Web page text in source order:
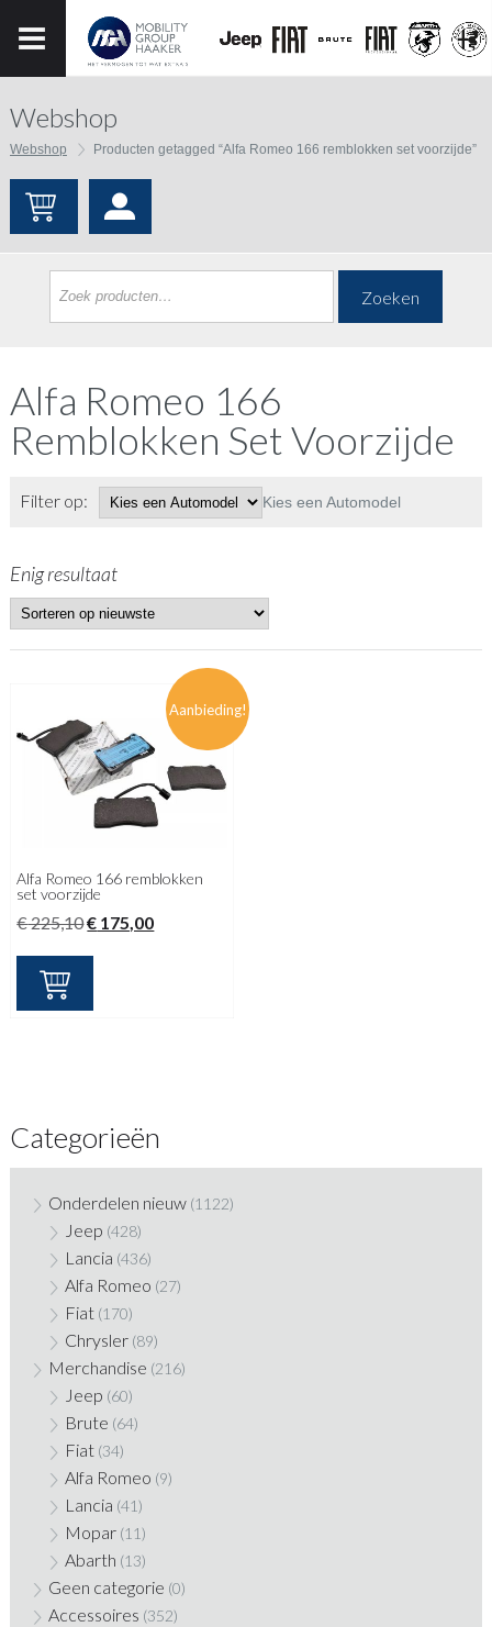
Webshop
Webshop Producten getagged “Alfa Romeo 166 remblokken set voorzijde”
Zoeken
Alfa Romeo 166
Remblokken Set Voorzijde
Filter op: Kies een Automodel
Enig resultaat
Aanbieding!
Alfa Romeo 166 remblokken
set voorzijde
€225,10Oorspronkelijke
€ 175,00Huidige
Categorieën
Onderdelen nieuw (1122)
Jeep (428)
Lancia (436)
Alfa Romeo (27)
Fiat (170)
Chrysler (89)
Merchandise (216)
Jeep (60)
Brute (64)
Fiat (34)
Alfa Romeo (9)
Lancia (41)
Mopar (11)
Abarth (13)
Geen categorie (0)
Accessoires (352)